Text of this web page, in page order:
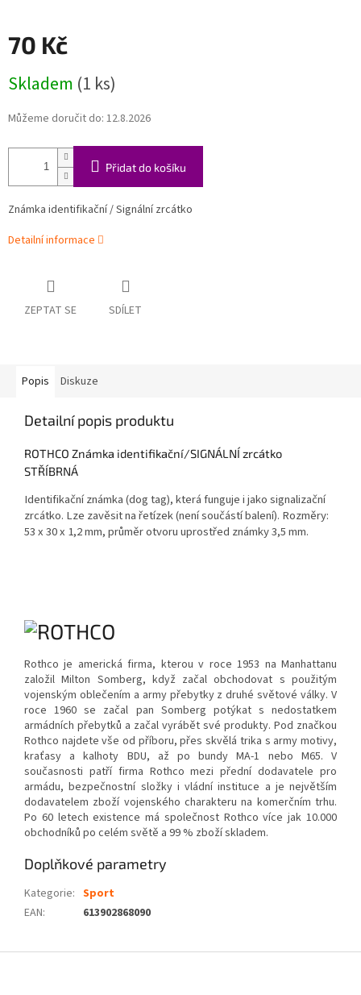
70 Kč
cena:
Skladem (1 ks)
Můžeme doručit do: 12.8.2026
Přidat do košíku
Známka identifikační / Signální zrcátko
Detailní informace
ZEPTAT SE SDÍLET
Popis Diskuze
Detailní popis produktu
ROTHCO Známka identifikační/SIGNÁLNÍ zrcátko
STŘÍBRNÁ
Identifikační známka (dog tag), která funguje i jako signalizační
zrcátko. Lze zavěsit na řetízek (není součástí balení). Rozměry:
53 x 30 x 1,2 mm, průměr otvoru uprostřed známky 3,5 mm.
Rothco je americká firma, kterou v roce 1953 na Manhattanu
založil Milton Somberg, když začal obchodovat s použitým
vojenským oblečením a army přebytky z druhé světové války. V
roce 1960 se začal pan Somberg potýkat s nedostatkem
armádních přebytků a začal vyrábět své produkty. Pod značkou
Rothco najdete vše od příboru, přes skvělá trika s army motivy,
kraťasy a kalhoty BDU, až po bundy MA-1 nebo M65. V
současnosti patří firma Rothco mezi přední dodavatele pro
armádu, bezpečnostní složky i vládní instituce a je největším
dodavatelem zboží vojenského charakteru na komerčním trhu.
Po 60 letech existence má společnost Rothco více jak 10.000
obchodníků po celém světě a 99 % zboží skladem.
Doplňkové parametry
Kategorie: Sport
EAN: 613902868090